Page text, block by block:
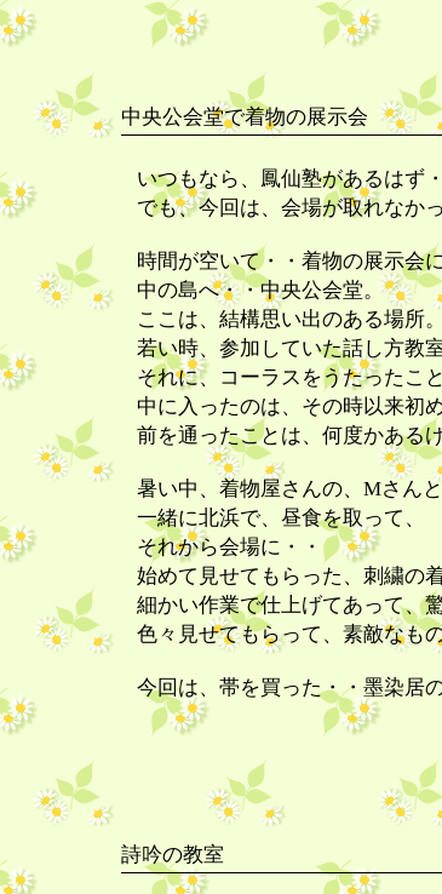
中央公会堂で着物の展示会
いつもなら、鳳仙塾があるはず
でも、今回は、会場が取れなか
時間が空いて・・着物の展示会
中の島へ・・中央公会堂。
ここは、結構思い出のある場所。
若い時、参加していた話し方教
それに、コーラスをうたったこ
中に入ったのは、その時以来初
前を通ったことは、何度かある
暑い中、着物屋さんの、Mさん
一緒に北浜で、昼食を取って、
それから会場に・・
始めて見せてもらった、刺繍の
細かい作業で仕上げてあって、
色々見せてもらって、素敵なも
今回は、帯を買った・・墨染居
詩吟の教室